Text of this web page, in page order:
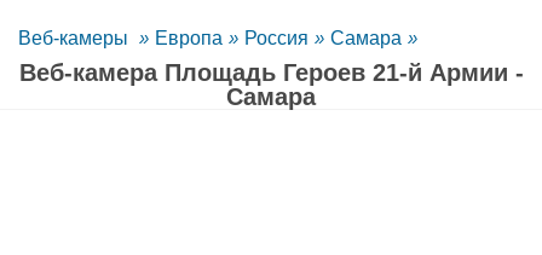
Веб-камеры » Европа » Россия » Самара »
Веб-камера Площадь Героев 21-й Армии -
Самара